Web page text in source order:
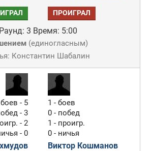
ПРОИГРАЛ
Раунд: 3 Время: 5:00
(единогласным)
Константин Шабалин
боев - 5
- 3
- 2
- 0
1 - боев
0 - побед
1 - проигр.
0 - ничья
Виктор Кошманов